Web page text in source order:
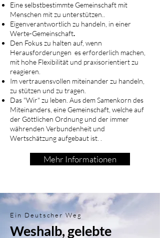
Eine selbstbestimmte Gemeinschaft mit
Menschen mit zu unterstützen..
Eigenverantwortlich zu handeln, in einer
Werte-Gemeinschaft.
Den Fokus zu halten auf, wenn
Herausforderungen es erforderlich machen,
mit hohe Flexibilität und praxisorientiert zu
reagieren.
Im vertrauensvollen miteinander zu handeln,
zu stützen und zu tragen.
Das "Wir" zu leben. Aus dem Samenkorn des
Miteinanders, eine Gemeinschaft, welche auf
der Göttlichen Ordnung und der immer
währenden Verbundenheit und
Wertschätzung aufgebaut ist. .
Mehr Informationen
Ein Deutscher Weg
Weshalb, gelebte